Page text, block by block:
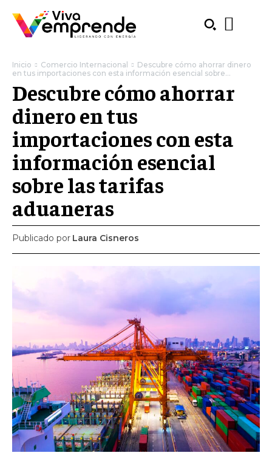
SUBSCRIBE
We have a curated list of the most noteworthy news from all
across the globe. With any subscription plan, you get access
that let you stay ahead of the curve.
Your Profile
NEWS LIFESTYLE PUBLIC OPINION
Inicio Comercio Internacional
Descubre cómo ahorrar dinero
en tus importaciones con esta información esencial sobre...
Descubre cómo ahorrar
dinero en tus
importaciones con esta
información esencial
sobre las tarifas
aduaneras
Publicado por Laura Cisneros